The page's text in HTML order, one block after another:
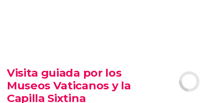
visita guiada por el Coliseo, Foro y Palatino
tour
en español
Visita guiada por los
Museos Vaticanos y la
Capilla Sixtina